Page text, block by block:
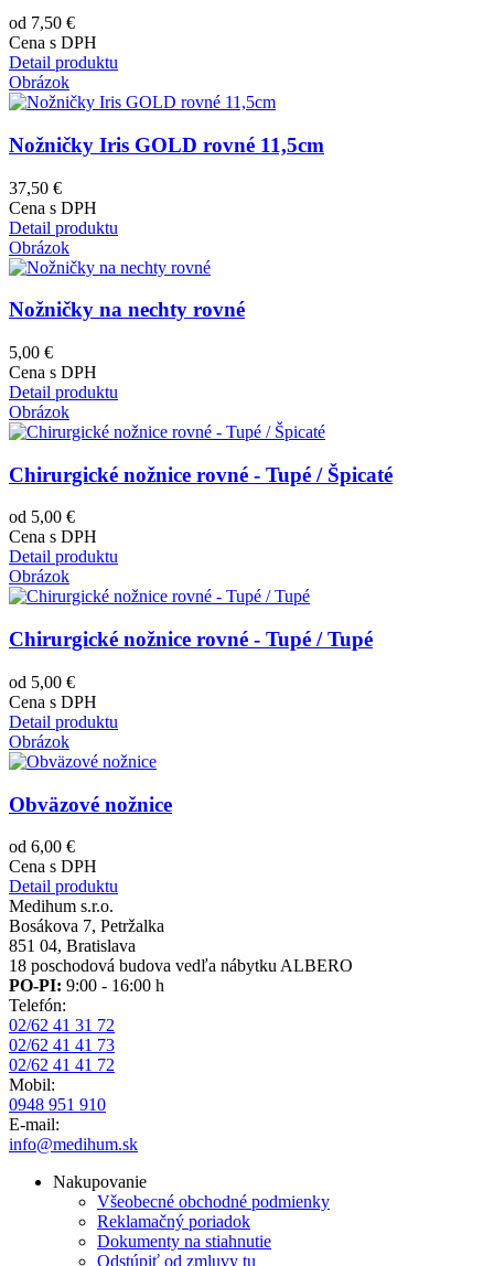
od 7,50 €
Cena s DPH
Detail produktu
Obrázok
Nožničky Iris GOLD rovné 11,5cm
37,50 €
Cena s DPH
Detail produktu
Obrázok
Nožničky na nechty rovné
5,00 €
Cena s DPH
Detail produktu
Obrázok
Chirurgické nožnice rovné - Tupé / Špicaté
od 5,00 €
Cena s DPH
Detail produktu
Obrázok
Chirurgické nožnice rovné - Tupé / Tupé
od 5,00 €
Cena s DPH
Detail produktu
Obrázok
Obväzové nožnice
od 6,00 €
Cena s DPH
Detail produktu
Medihum s.r.o.
Bosákova 7, Petržalka
851 04, Bratislava
18 poschodová budova vedľa nábytku ALBERO
PO-PI: 9:00 - 16:00 h
Telefón:
02/62 41 31 72
02/62 41 41 73
02/62 41 41 72
Mobil:
0948 951 910
E-mail:
info@medihum.sk
Nakupovanie
Všeobecné obchodné podmienky
Reklamačný poriadok
Dokumenty na stiahnutie
Odstúpiť od zmluvy tu